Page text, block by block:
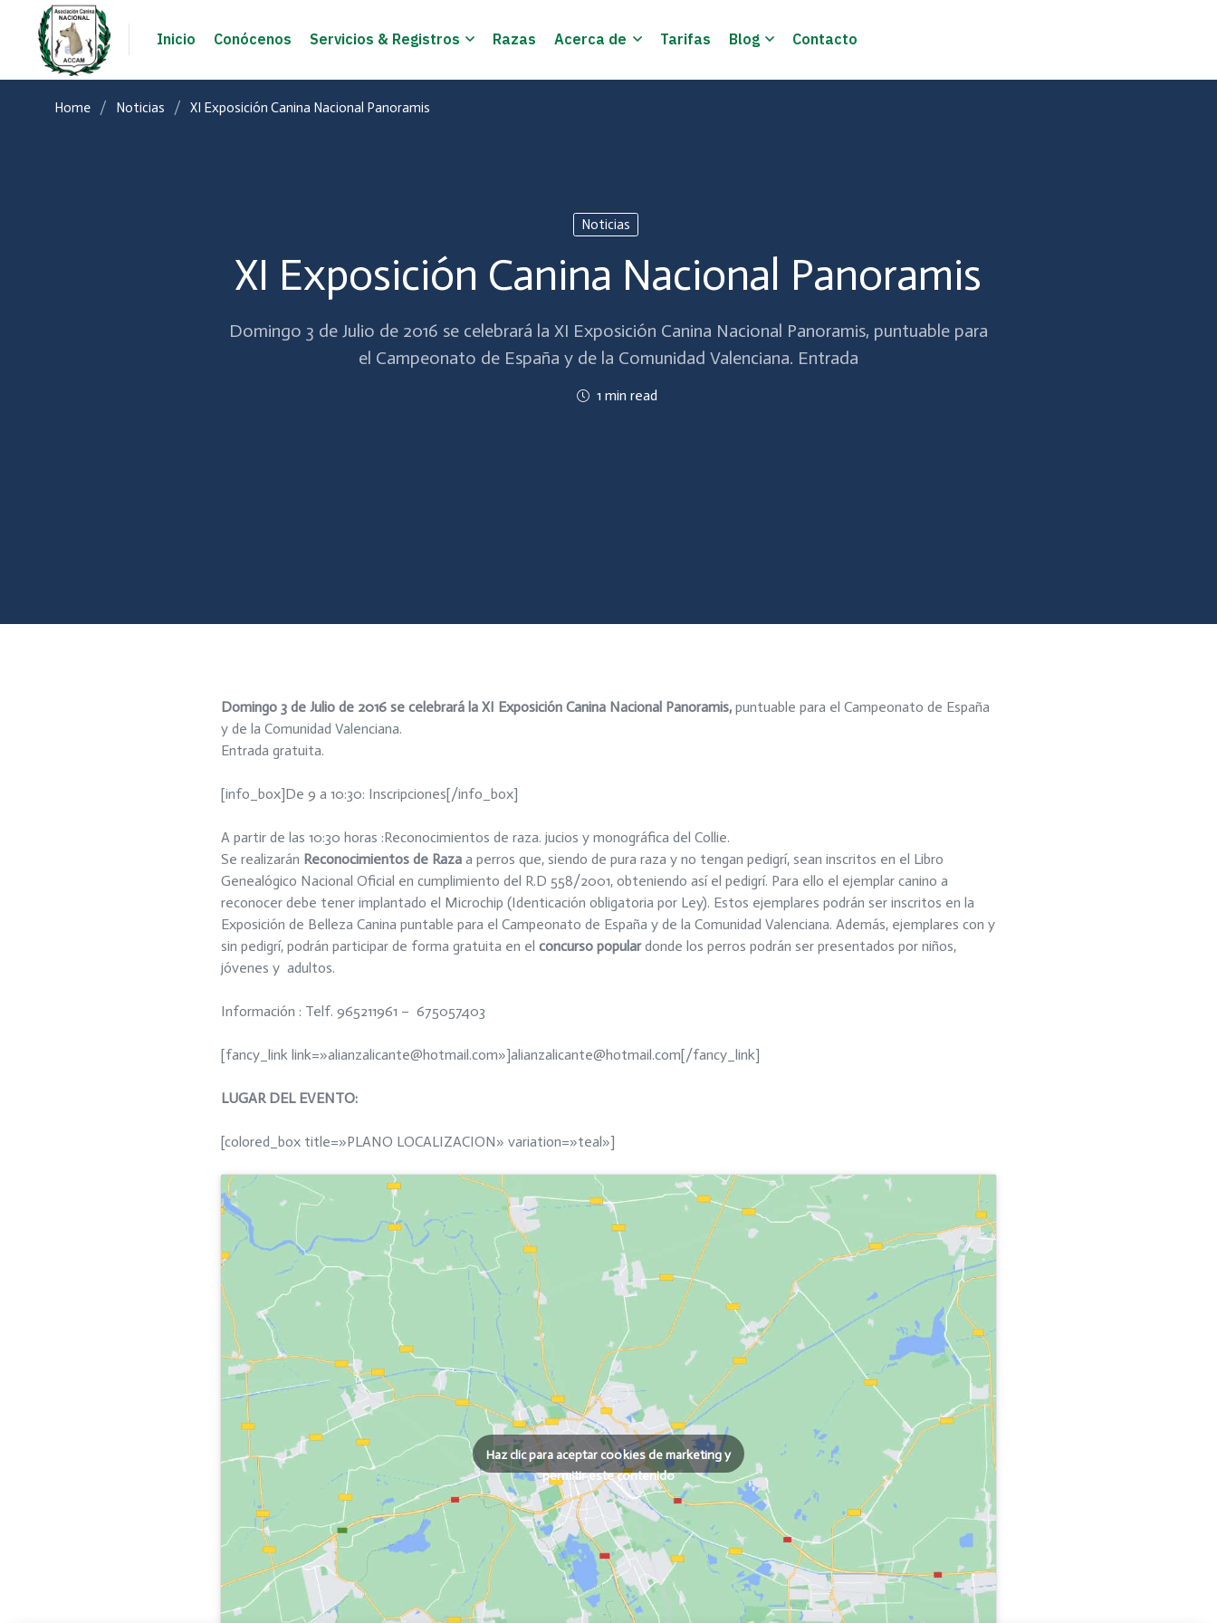
Inicio Conócenos Servicios & Registros Razas Acerca de Tarifas Blog Contacto
Home Noticias XI Exposición Canina Nacional Panoramis
Noticias
XI Exposición Canina Nacional Panoramis
Domingo 3 de Julio de 2016 se celebrará la XI Exposición Canina Nacional Panoramis, puntuable para
el Campeonato de España y de la Comunidad Valenciana. Entrada
1 min read
Domingo 3 de Julio de 2016 se celebrará la XI Exposición Canina Nacional Panoramis, puntuable para el Campeonato de España
y de la Comunidad Valenciana.
Entrada gratuita.
[info_box]De 9 a 10:30: Inscripciones[/info_box]
A partir de las 10:30 horas :Reconocimientos de raza. jucios y monográfica del Collie.
Se realizarán Reconocimientos de Razaa perros que, siendo de pura raza y no tengan pedigrí, sean inscritos en el Libro
Genealógico Nacional Oficial en cumplimiento del R.D 558/2001, obteniendo así el pedigrí. Para ello el ejemplar canino a
reconocer debe tener implantado el Microchip (Identicación obligatoria por Ley). Estos ejemplares podrán ser inscritos en la
Exposición de Belleza Canina puntable para el Campeonato de España y de la Comunidad Valenciana. Además, ejemplares con y
sin pedigrí, podrán participar de forma gratuita en el concurso populardonde los perros podrán ser presentados por niños,
jóvenes y adultos.
Información : Telf. 965211961 – 675057403
[fancy_link link=»alianzalicante@hotmail.com»]alianzalicante@hotmail.com[/fancy_link]
LUGAR DEL EVENTO:
[colored_box title=»PLANO LOCALIZACION» variation=»teal»]
Haz clic para aceptar cookies de marketing y
permitir este contenido